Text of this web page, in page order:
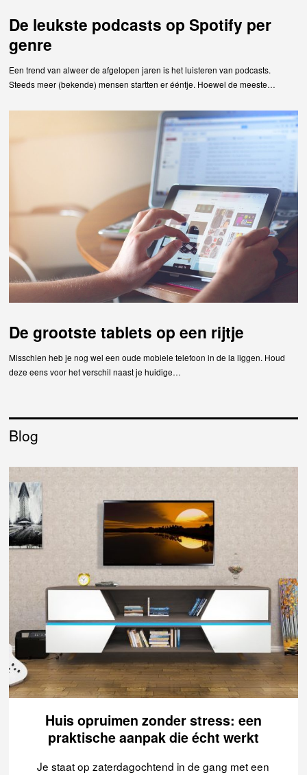
De leukste podcasts op Spotify per
genre
Een trend van alweer de afgelopen jaren is het luisteren van podcasts.
Steeds meer (bekende) mensen startten er ééntje. Hoewel de meeste…
De grootste tablets op een rijtje
Misschien heb je nog wel een oude mobiele telefoon in de la liggen. Houd
deze eens voor het verschil naast je huidige…
Blog
Huis opruimen zonder stress: een
praktische aanpak die écht werkt
Je staat op zaterdagochtend in de gang met een